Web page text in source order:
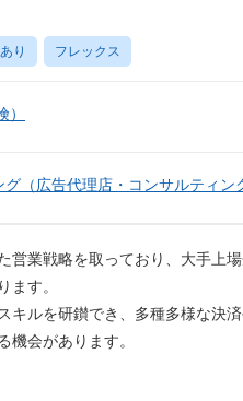
り フレックス
（広告代理店・コンサルティン
営業戦略を取っており、大手上
ます。
キルを研鑚でき、多種多様な決
機会があります。